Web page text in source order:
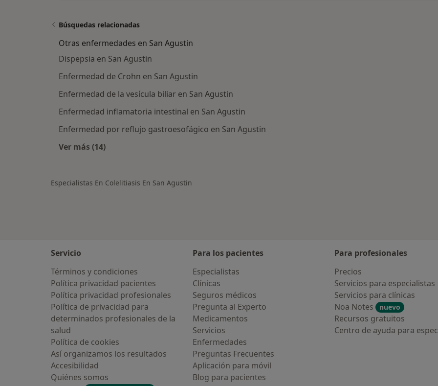
Búsquedas relacionadas
Otras enfermedades en San Agustin
Dispepsia en San Agustin
Enfermedad de Crohn en San Agustin
Enfermedad de la vesícula biliar en San Agustin
Enfermedad inflamatoria intestinal en San Agustin
Enfermedad por reflujo gastroesofágico en San Agustin
Ver más (14)
Especialistas En Colelitiasis En San Agustin
Servicio
Términos y condiciones
Política privacidad pacientes
Política privacidad profesionales
Política de privacidad para
determinados profesionales de la
salud
Política de cookies
Así organizamos los resultados
Accesibilidad
Quiénes somos
Para los pacientes
Especialistas
Clínicas
Seguros médicos
Pregunta al Experto
Medicamentos
Servicios
Enfermedades
Preguntas Frecuentes
Aplicación para móvil
Blog para pacientes
Para profesionales
Precios
Servicios para especialistas
Servicios para clínicas
Noa Notes
nuevo
Recursos gratuitos
Centro de ayuda para